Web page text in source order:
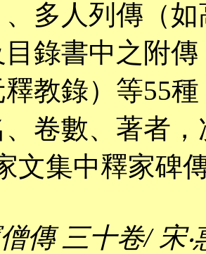
多人列傳（
錄書中之附
教錄）等55
卷數、著者
文集中釋家碑
傳 三十卷/ 宋